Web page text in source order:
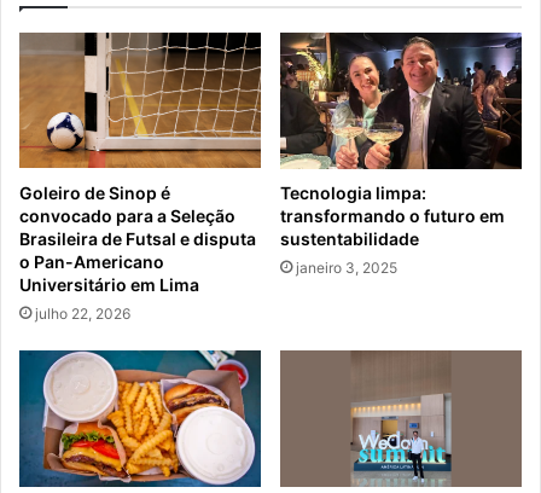
Goleiro de Sinop é
convocado para a Seleção
Brasileira de Futsal e disputa
o Pan-Americano
Universitário em Lima
julho 22, 2026
Tecnologia limpa:
transformando o futuro em
sustentabilidade
janeiro 3, 2025